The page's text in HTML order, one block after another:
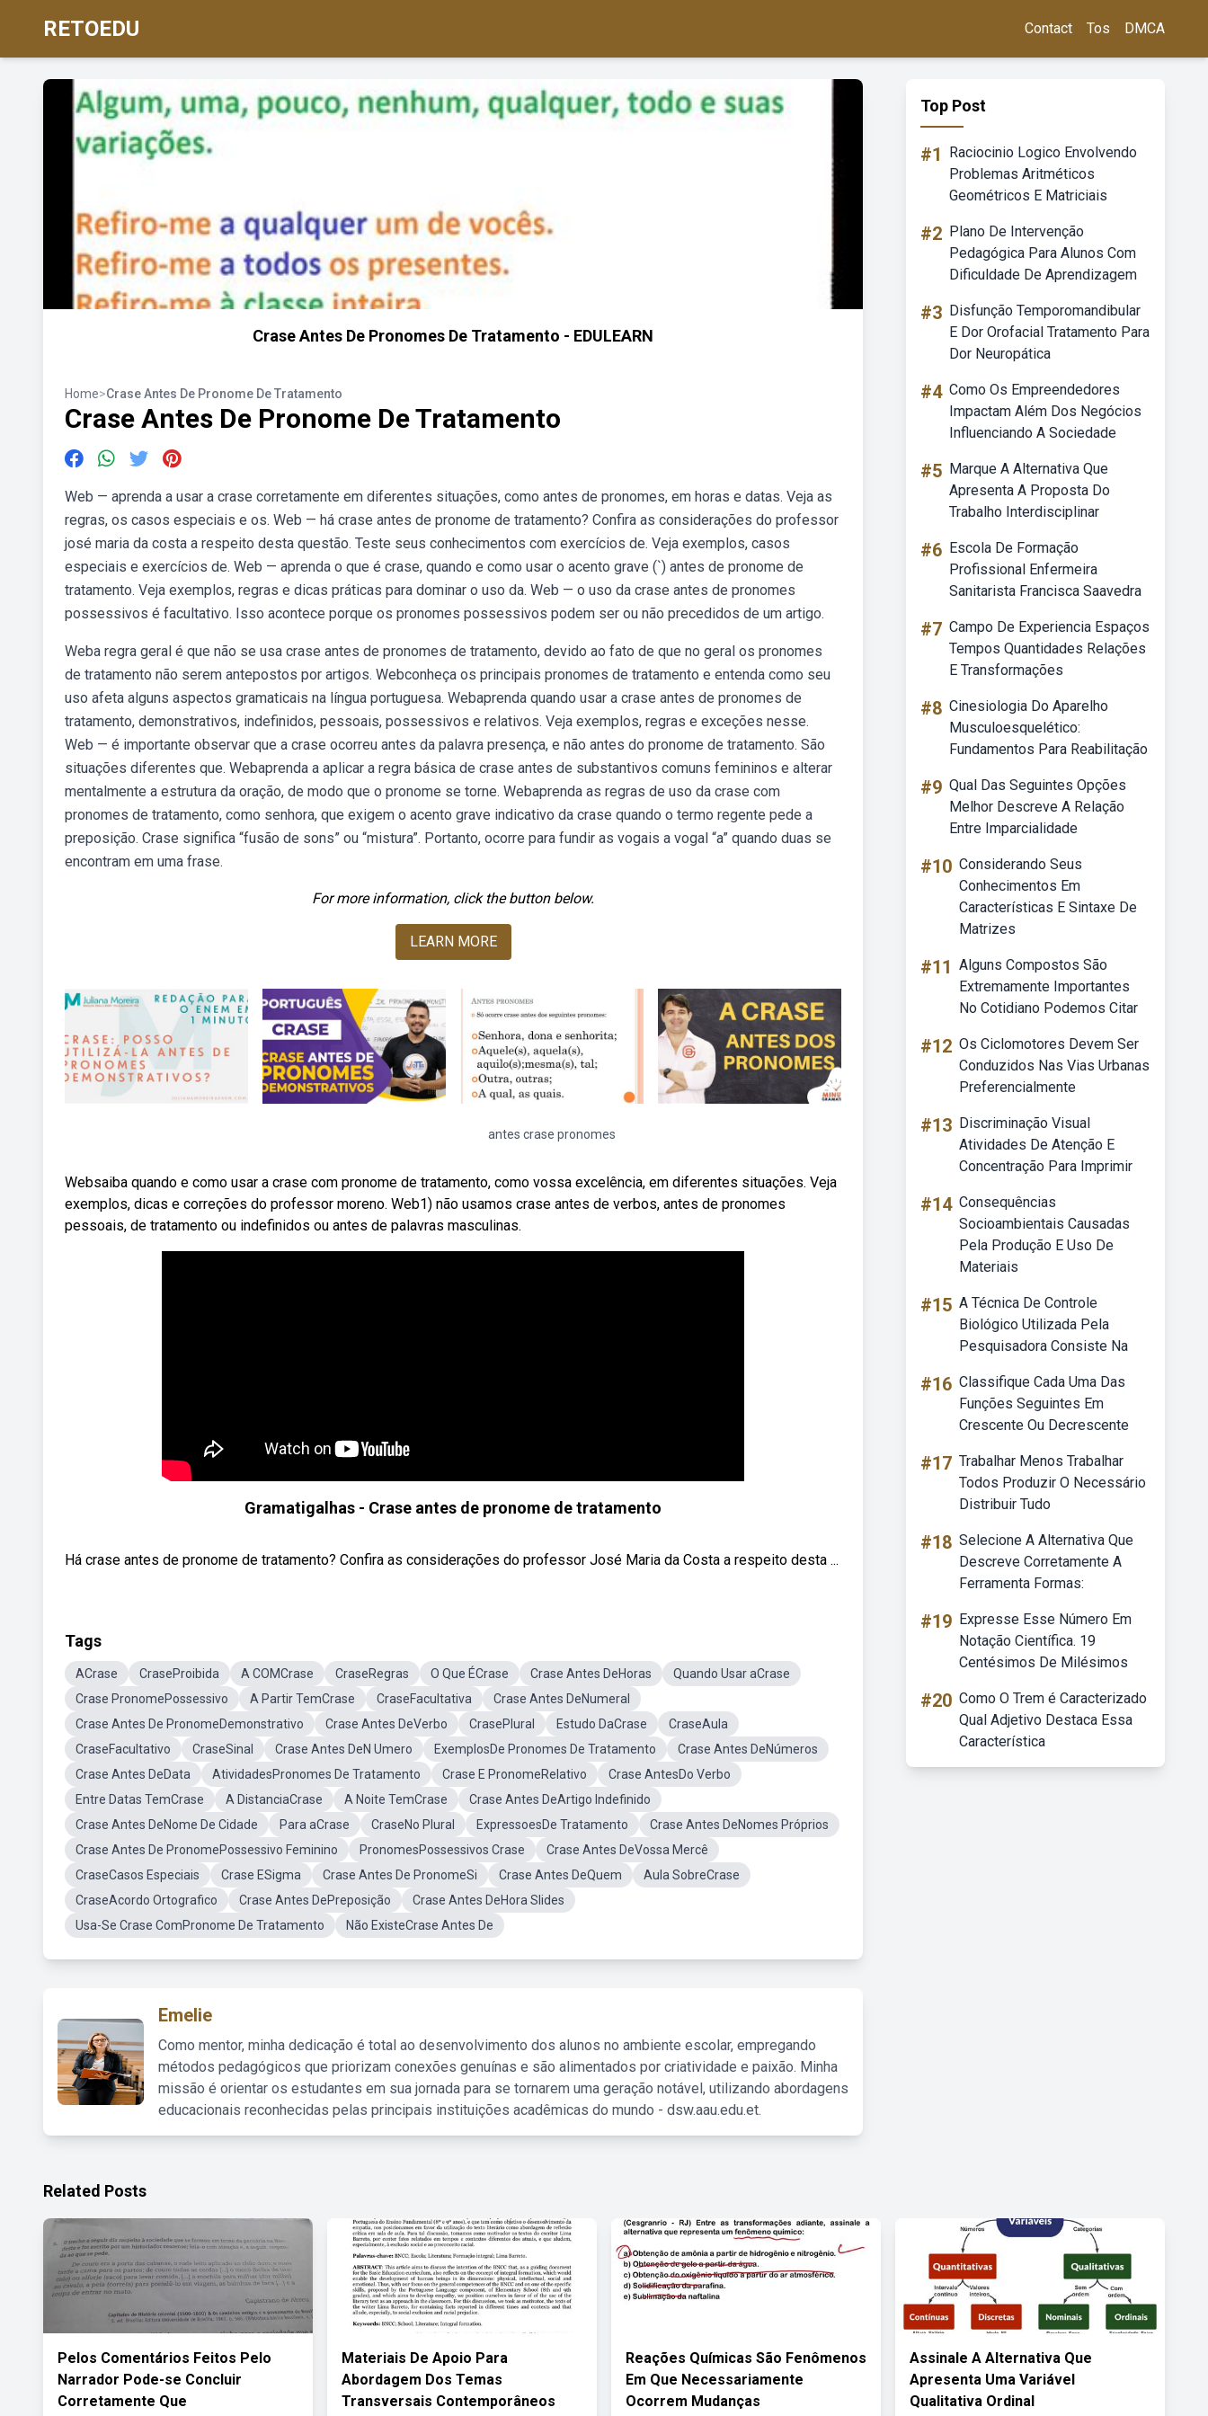
RETOEDU Contact Tos DMCA
Crase Antes De Pronomes De Tratamento - EDULEARN
Home>Crase Antes De Pronome De Tratamento
Crase Antes De Pronome De Tratamento
Web — aprenda a usar a crase corretamente em diferentes situações, como antes de pronomes, em horas e datas. Veja as
regras, os casos especiais e os. Web — há crase antes de pronome de tratamento? Confira as considerações do professor
josé maria da costa a respeito desta questão. Teste seus conhecimentos com exercícios de. Veja exemplos, casos
especiais e exercícios de. Web — aprenda o que é crase, quando e como usar o acento grave (`) antes de pronome de
tratamento. Veja exemplos, regras e dicas práticas para dominar o uso da. Web — o uso da crase antes de pronomes
possessivos é facultativo. Isso acontece porque os pronomes possessivos podem ser ou não precedidos de um artigo.
Weba regra geral é que não se usa crase antes de pronomes de tratamento, devido ao fato de que no geral os pronomes
de tratamento não serem antepostos por artigos. Webconheça os principais pronomes de tratamento e entenda como seu
uso afeta alguns aspectos gramaticais na língua portuguesa. Webaprenda quando usar a crase antes de pronomes de
tratamento, demonstrativos, indefinidos, pessoais, possessivos e relativos. Veja exemplos, regras e exceções nesse.
Web — é importante observar que a crase ocorreu antes da palavra presença, e não antes do pronome de tratamento. São
situações diferentes que. Webaprenda a aplicar a regra básica de crase antes de substantivos comuns femininos e alterar
mentalmente a estrutura da oração, de modo que o pronome se torne. Webaprenda as regras de uso da crase com
pronomes de tratamento, como senhora, que exigem o acento grave indicativo da crase quando o termo regente pede a
preposição. Crase significa “fusão de sons” ou “mistura”. Portanto, ocorre para fundir as vogais a vogal “a” quando duas se
encontram em uma frase.
For more information, click the button below.
LEARN MORE
antes crase pronomes
Websaiba quando e como usar a crase com pronome de tratamento, como vossa excelência, em diferentes situações. Veja
exemplos, dicas e correções do professor moreno. Web1) não usamos crase antes de verbos, antes de pronomes
pessoais, de tratamento ou indefinidos ou antes de palavras masculinas.
Gramatigalhas - Crase antes de pronome de tratamento
Há crase antes de pronome de tratamento? Confira as considerações do professor José Maria da Costa a respeito desta ...
Tags
ACrase CraseProibida A COMCrase CraseRegras O Que ÉCrase Crase Antes DeHoras
Quando Usar aCrase
Crase PronomePossessivo
A Partir TemCrase CraseFacultativa
Crase Antes DeNumeral
Crase Antes De PronomeDemonstrativo
Crase Antes DeVerbo CrasePlural Estudo DaCrase
CraseAula
CraseFacultativo
CraseSinal Crase Antes DeN Umero ExemplosDe Pronomes De Tratamento
Crase Antes DeNúmeros
Crase Antes DeData
AtividadesPronomes De Tratamento Crase E PronomeRelativo
Crase AntesDo Verbo
Entre Datas TemCrase
A DistanciaCrase A Noite TemCrase
Crase Antes DeArtigo Indefinido
Crase Antes DeNome De Cidade
Para aCrase CraseNo Plural ExpressoesDe Tratamento
Crase Antes DeNomes Próprios
Crase Antes De PronomePossessivo Feminino
PronomesPossessivos Crase
Crase Antes DeVossa Mercê
CraseCasos Especiais
Crase ESigma Crase Antes De PronomeSi Crase Antes DeQuem
Aula SobreCrase
CraseAcordo Ortografico
Crase Antes DePreposição
Crase Antes DeHora Slides
Usa-Se Crase ComPronome De Tratamento
Não ExisteCrase Antes De
Emelie
Como mentor, minha dedicação é total ao desenvolvimento dos alunos no ambiente escolar, empregando
métodos pedagógicos que priorizam conexões genuínas e são alimentados por criatividade e paixão. Minha
missão é orientar os estudantes em sua jornada para se tornarem uma geração notável, utilizando abordagens
educacionais reconhecidas pelas principais instituições acadêmicas do mundo - dsw.aau.edu.et.
Top Post
#1
Raciocinio Logico Envolvendo
Problemas Aritméticos
Geométricos E Matriciais
#2 Plano De Intervenção
Pedagógica Para Alunos Com
Dificuldade De Aprendizagem
#3 Disfunção Temporomandibular
E Dor Orofacial Tratamento Para
Dor Neuropática
#4 Como Os Empreendedores
Impactam Além Dos Negócios
Influenciando A Sociedade
#5 Marque A Alternativa Que
Apresenta A Proposta Do
Trabalho Interdisciplinar
#6 Escola De Formação
Profissional Enfermeira
Sanitarista Francisca Saavedra
#7 Campo De Experiencia Espaços
Tempos Quantidades Relações
E Transformações
#8 Cinesiologia Do Aparelho
Musculoesquelético:
Fundamentos Para Reabilitação
#9 Qual Das Seguintes Opções
Melhor Descreve A Relação
Entre Imparcialidade
#10 Considerando Seus
Conhecimentos Em
Características E Sintaxe De
Matrizes
#11 Alguns Compostos São
Extremamente Importantes
No Cotidiano Podemos Citar
#12 Os Ciclomotores Devem Ser
Conduzidos Nas Vias Urbanas
Preferencialmente
#13 Discriminação Visual
Atividades De Atenção E
Concentração Para Imprimir
#14 Consequências
Socioambientais Causadas
Pela Produção E Uso De
Materiais
#15 A Técnica De Controle
Biológico Utilizada Pela
Pesquisadora Consiste Na
#16 Classifique Cada Uma Das
Funções Seguintes Em
Crescente Ou Decrescente
#17 Trabalhar Menos Trabalhar
Todos Produzir O Necessário
Distribuir Tudo
#18 Selecione A Alternativa Que
Descreve Corretamente A
Ferramenta Formas:
#19 Expresse Esse Número Em
Notação Científica. 19
Centésimos De Milésimos
#20 Como O Trem é Caracterizado
Qual Adjetivo Destaca Essa
Característica
Related Posts
Pelos Comentários Feitos Pelo
Narrador Pode-se Concluir
Corretamente Que
Materiais De Apoio Para
Abordagem Dos Temas
Transversais Contemporâneos
Reações Químicas São Fenômenos
Em Que Necessariamente
Ocorrem Mudanças
Assinale A Alternativa Que
Apresenta Uma Variável
Qualitativa Ordinal